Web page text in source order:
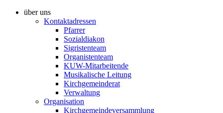
über uns
Kontaktadressen
Pfarrer
Sozialdiakon
Sigristenteam
Organistenteam
KUW-Mitarbeitende
Musikalische Leitung
Kirchgemeinderat
Verwaltung
Organisation
Kirchgemeindeversammlung